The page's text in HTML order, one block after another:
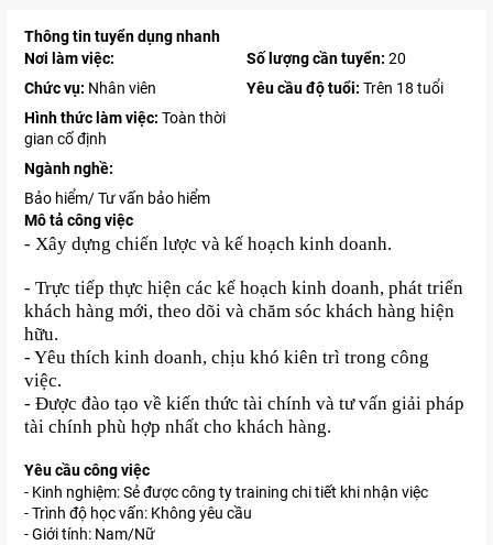
Thông tin tuyển dụng nhanh
Nơi làm việc:
Chức vụ: Nhân viên
Hình thức làm việc: Toàn thời
gian cố định
Số lượng cần tuyển: 20
Yêu cầu độ tuổi: Trên 18 tuổi
Ngành nghề:
Bảo hiểm/ Tư vấn bảo hiểm
Mô tả công việc
- Xây dựng chiến lược và kế hoạch kinh doanh.
- Trực tiếp thực hiện các kế hoạch kinh doanh, phát triển
khách hàng mới, theo dõi và chăm sóc khách hàng hiện
hữu.
- Yêu thích kinh doanh, chịu khó kiên trì trong công
việc.
- Được đào tạo về kiến thức tài chính và tư vấn giải pháp
tài chính phù hợp nhất cho khách hàng.
Yêu cầu công việc
- Kinh nghiệm: Sẻ được công ty training chi tiết khi nhận việc
- Trình độ học vấn: Không yêu cầu
- Giới tính: Nam/Nữ